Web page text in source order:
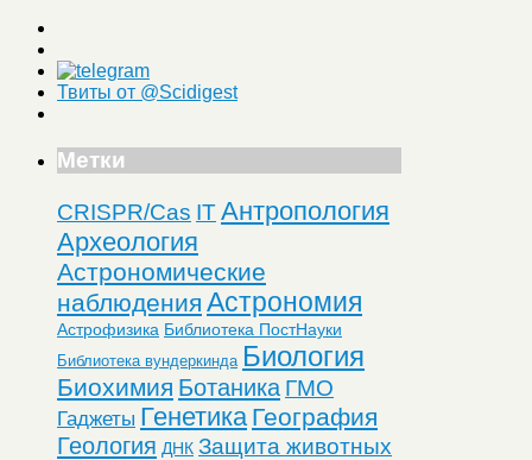
Твиты от @Scidigest
Метки
CRISPR/Cas ITАнтропология
Археология
Астрономические
наблюдения Астрономия
Астрофизика Библиотека ПостНауки
Библиотека вундеркинда Биология
Биохимия Ботаника ГМО
Гаджеты Генетика География
Геология ДНК Защита животных